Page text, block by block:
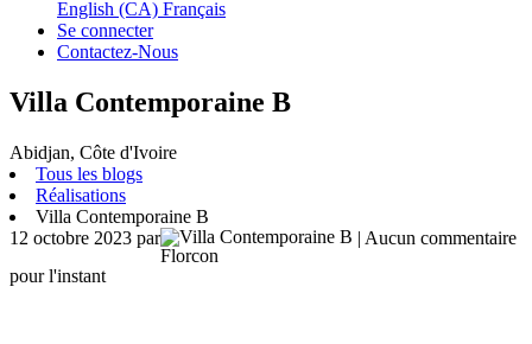
English (CA) Français
Se connecter
Contactez-Nous
Villa Contemporaine B
Abidjan, Côte d'Ivoire
Tous les blogs
Réalisations
Villa Contemporaine B
12 octobre 2023 par
Florcon
| Aucun commentaire
pour l'instant